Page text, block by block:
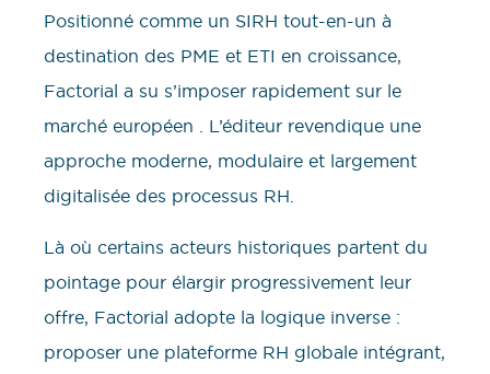
Positionné comme un SIRH tout-en-un à
destination des PME et ETI en croissance,
Factorial a su s’imposer rapidement sur le
marché européen . L’éditeur revendique une
approche moderne, modulaire et largement
digitalisée des processus RH.
Là où certains acteurs historiques partent du
pointage pour élargir progressivement leur
offre, Factorial adopte la logique inverse :
proposer une plateforme RH globale intégrant,